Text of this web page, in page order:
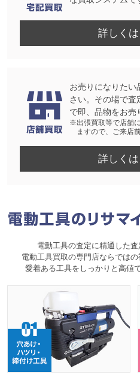
詳しく
お売りになりたい
さい。その場で査
で即、品物をお売
※出張買取等で店舗
ますので、ご来店
詳しく
電動工具の査定に精通した査
電動工具買取の専門店ならでは
愛着ある工具をしっかりと高値